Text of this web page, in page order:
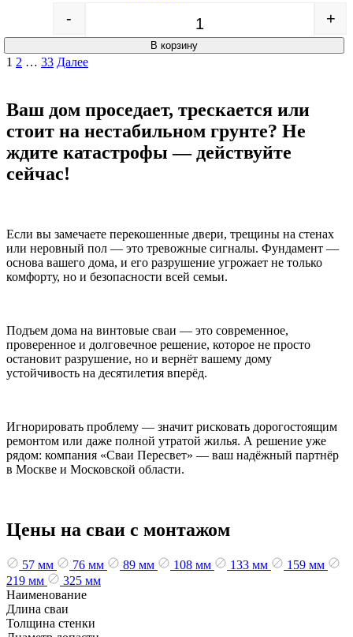
Quantity
- +
В корзину
Пагинация
1 2 … 33 Далее
Ваш дом проседает, трескается или
стоит на нестабильном грунте? Не
ждите катастрофы — действуйте
сейчас!
Если вы замечаете перекошенные двери, трещины на стенах
или неровный пол — это тревожные сигналы. Фундамент —
основа вашего дома, и его разрушение угрожает не только
комфорту, но и безопасности всей семьи.
Подъем дома на винтовые сваи — это современное,
проверенное и долговечное решение, которое не просто
остановит разрушение, но и вернёт вашему дому
устойчивость на десятилетия вперёд.
Игнорировать проблему — значит рисковать дорогостоящим
ремонтом или даже полной утратой жилья. А решение уже
рядом: компания «Сваи Пересвет» — ваш надёжный партнёр
в Москве и Московской области.
Цены на сваи с монтажом
57 мм 76 мм 89 мм 108 мм 133 мм
159 мм
219 мм
325 мм
Наименование
Длина сваи
Толщина стенки